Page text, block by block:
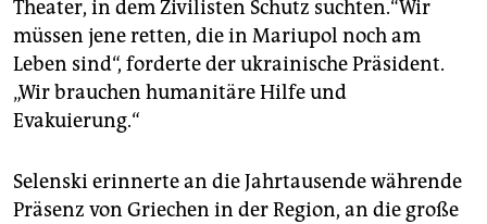
Theater, in dem Zivilisten Schutz suchten.“Wir
müssen jene retten, die in Mariupol noch am
Leben sind“, forderte der ukrainische Präsident.
„Wir brauchen humanitäre Hilfe und
Evakuierung.“
Selenski erinnerte an die Jahrtausende währende
Präsenz von Griechen in der Region, an die große